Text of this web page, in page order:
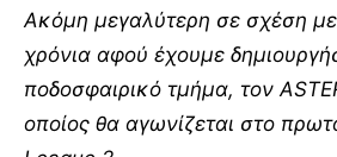
Ακόμη μεγαλύτερη σε σχέση
χρόνια αφού έχουμε
ποδοσφαιρικό τμήμα, τον
οποίος θα αγωνίζεται στο